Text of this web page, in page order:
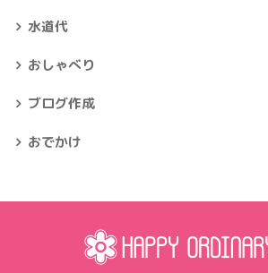
水道代
おしゃべり
ブログ作成
おでかけ